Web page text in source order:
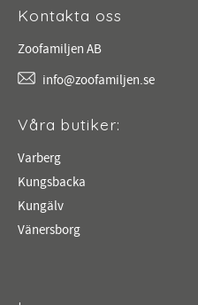
Kontakta oss
Zoofamiljen AB
info@zoofamiljen.se
Våra butiker:
Varberg
Kungsbacka
Kungälv
Vänersborg